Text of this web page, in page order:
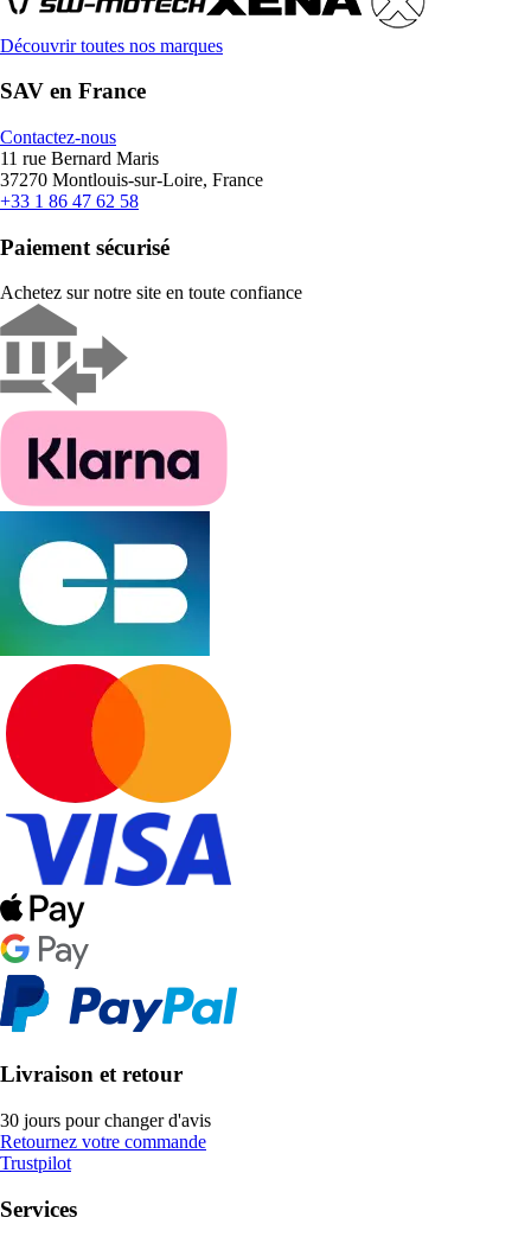
Découvrir toutes nos marques
SAV en France
Contactez-nous
11 rue Bernard Maris
37270 Montlouis-sur-Loire, France
+33 1 86 47 62 58
Paiement sécurisé
Achetez sur notre site en toute confiance
Livraison et retour
30 jours pour changer d'avis
Retournez votre commande
Trustpilot
Services